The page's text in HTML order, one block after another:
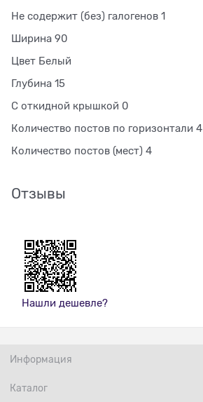
Не содержит (без) галогенов 1
Ширина 90
Цвет Белый
Глубина 15
С откидной крышкой 0
Количество постов по горизонтали 4
Количество постов (мест) 4
Отзывы
Нашли дешевле?
Информация
Каталог